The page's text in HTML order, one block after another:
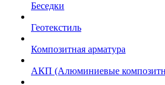
Беседки
Геотекстиль
Композитная арматура
АКП (Алюминиевые